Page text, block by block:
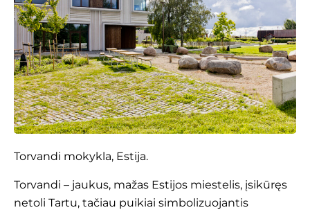
Torvandi mokykla, Estija.
Torvandi – jaukus, mažas Estijos miestelis, įsikūręs
netoli Tartu, tačiau puikiai simbolizuojantis